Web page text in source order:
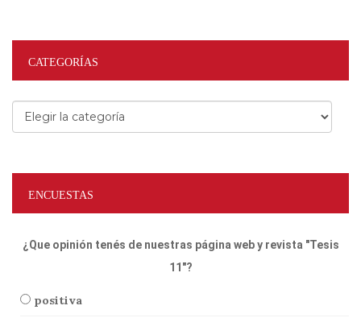
CATEGORÍAS
Categorías
ENCUESTAS
¿Que opinión tenés de nuestras página web y revista "Tesis
11"?
positiva